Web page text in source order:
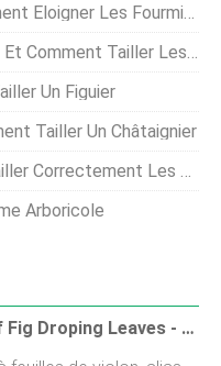
Les Fourmis Des Figuiers
Les Figuiers Dans Des Conteneurs
Un Figuier
Tailler Un Châtaignier
Les Noyers
Arboricole
Fiddle Leaf Fig Droping Leaves - Que Faire ?